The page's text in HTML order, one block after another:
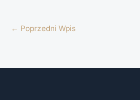
← Poprzedni Wpis